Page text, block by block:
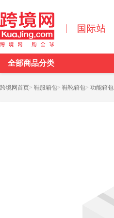
全部商品分类
跨境网首页> 鞋服箱包> 鞋靴箱包> 功能箱包